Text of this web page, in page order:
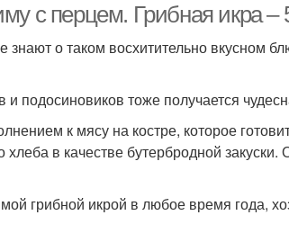
с перцем. Грибная икра –
знают о таком восхитительно вкусном
подосиновиков тоже получается
к мясу на костре, которое
хлеба в качестве бутербродной
грибной икрой в любое время года,